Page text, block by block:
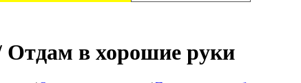
Отдам в хорошие руки